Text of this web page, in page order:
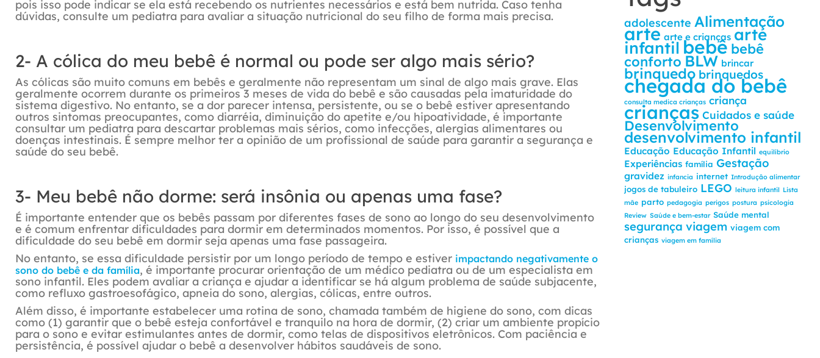
pois isso pode indicar se ela está recebendo os nutrientes necessários e está bem nutrida. Caso tenha
dúvidas, consulte um pediatra para avaliar a situação nutricional do seu filho de forma mais precisa.
2- A cólica do meu bebê é normal ou pode ser algo mais sério?
As cólicas são muito comuns em bebês e geralmente não representam um sinal de algo mais grave. Elas
geralmente ocorrem durante os primeiros 3 meses de vida do bebê e são causadas pela imaturidade do
sistema digestivo. No entanto, se a dor parecer intensa, persistente, ou se o bebê estiver apresentando
outros sintomas preocupantes, como diarréia, diminuição do apetite e/ou hipoatividade, é importante
consultar um pediatra para descartar problemas mais sérios, como infecções, alergias alimentares ou
doenças intestinais. É sempre melhor ter a opinião de um profissional de saúde para garantir a segurança e
saúde do seu bebê.
3- Meu bebê não dorme: será insônia ou apenas uma fase?
É importante entender que os bebês passam por diferentes fases de sono ao longo do seu desenvolvimento
e é comum enfrentar dificuldades para dormir em determinados momentos. Por isso, é possível que a
dificuldade do seu bebê em dormir seja apenas uma fase passageira.
No entanto, se essa dificuldade persistir por um longo período de tempo e estiver impactando negativamente o
sono do bebê e da família, é importante procurar orientação de um médico pediatra ou de um especialista em
sono infantil. Eles podem avaliar a criança e ajudar a identificar se há algum problema de saúde subjacente,
como refluxo gastroesofágico, apneia do sono, alergias, cólicas, entre outros.
Além disso, é importante estabelecer uma rotina de sono, chamada também de higiene do sono, com dicas
como (1) garantir que o bebê esteja confortável e tranquilo na hora de dormir, (2) criar um ambiente propício
para o sono e evitar estimulantes antes de dormir, como telas de dispositivos eletrônicos. Com paciência e
persistência, é possível ajudar o bebê a desenvolver hábitos saudáveis de sono.
adolescente Alimentação
arte arte e crianças arte
infantil bebê bebê
conforto BLW brincar
brinquedo brinquedos
chegada do bebê
consulta medica crianças criança
crianças Cuidados e saúde
Desenvolvimento
desenvolvimento infantil
Educação Educação Infantil equilíbrio
Experiências família Gestação
gravidez infancia internet Introdução alimentar
jogos de tabuleiro LEGO leitura infantil Lista
mãe parto pedagogia perigos postura psicologia
Review Saúde e bem-estar Saúde mental
segurança viagem viagem com
crianças viagem em família